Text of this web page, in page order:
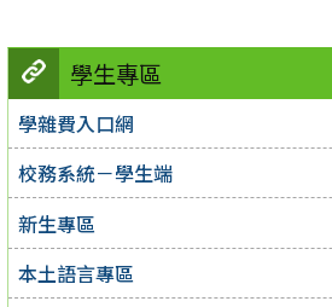
學生專區
學雜費入口網
校務系統－學生端
新生專區
本土語言專區